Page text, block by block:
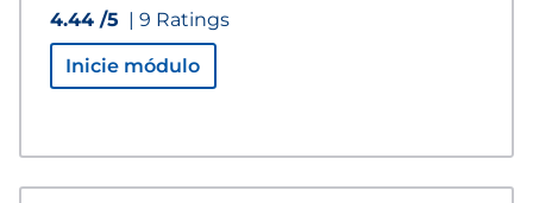
4.44 /5 | 9 Ratings
Inicie módulo